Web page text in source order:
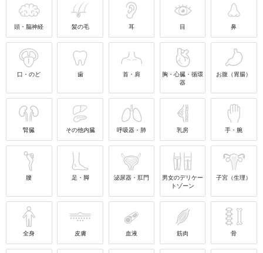
頭・脳神経 髪の毛 耳 目 鼻
口・のど 歯 首・肩
胸・心臓・循環
器
お腹（胃腸）
腎臓 その他内臓 呼吸器・肺 乳房 手・腕
腰 足・脚 泌尿器・肛門
男女のデリケー
トゾーン
子宮（生理）
全身 皮膚 血液 筋肉 骨